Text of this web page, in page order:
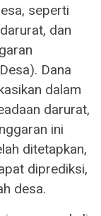
seperti
dan
Dana
dalam
darurat,
ini
ditetapkan,
diprediksi,
desa.